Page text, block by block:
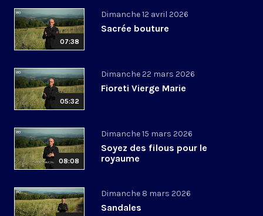
07:38
Dimanche 12 avril 2026
Sacrée bouture
05:32
Dimanche 22 mars 2026
Fioreti Vierge Marie
08:08
Dimanche 15 mars 2026
Soyez des filous pour le
royaume
Dimanche 8 mars 2026
Sandales